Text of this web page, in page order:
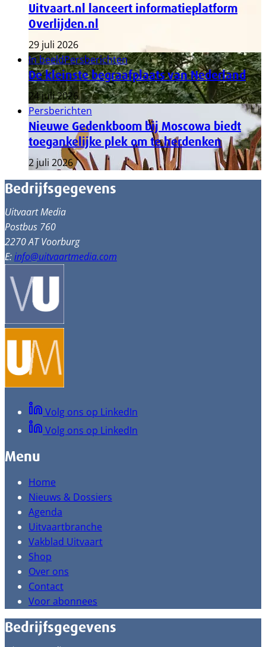
Uitvaart.nl lanceert informatieplatform
Overlijden.nl
29 juli 2026
In beeldPersberichten
De kleinste begraafplaats van Nederland
24 juli 2026
Persberichten
Nieuwe Gedenkboom bij Moscowa biedt
toegankelijke plek om te herdenken
2 juli 2026
Bedrijfsgegevens
Uitvaart Media
Postbus 760
2270 AT Voorburg
E:info@uitvaartmedia.com
Volg ons op LinkedIn
Volg ons op LinkedIn
Menu
Home
Nieuws & Dossiers
Agenda
Uitvaartbranche
Vakblad Uitvaart
Shop
Over ons
Contact
Voor abonnees
Bedrijfsgegevens